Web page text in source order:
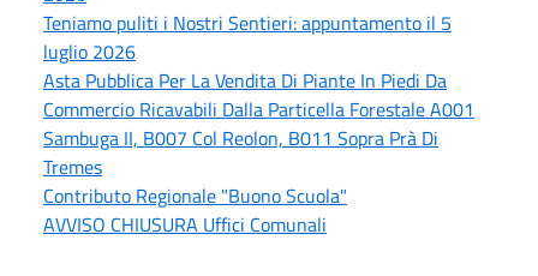
Teniamo puliti i Nostri Sentieri: appuntamento il 5
luglio 2026
Asta Pubblica Per La Vendita Di Piante In Piedi Da
Commercio Ricavabili Dalla Particella Forestale A001
Sambuga II, B007 Col Reolon, B011 Sopra Prà Di
Tremes
Contributo Regionale "Buono Scuola"
AVVISO CHIUSURA Uffici Comunali